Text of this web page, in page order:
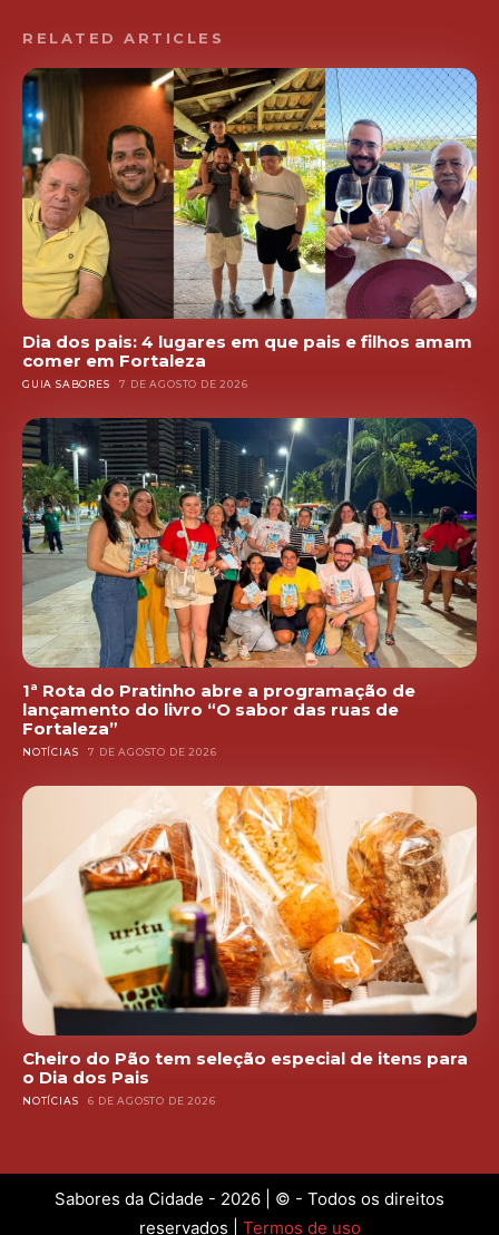
RELATED ARTICLES
Dia dos pais: 4 lugares em que pais e filhos amam
comer em Fortaleza
GUIA SABORES 7 DE AGOSTO DE 2026
1ª Rota do Pratinho abre a programação de
lançamento do livro “O sabor das ruas de
Fortaleza”
NOTÍCIAS 7 DE AGOSTO DE 2026
Cheiro do Pão tem seleção especial de itens para
o Dia dos Pais
NOTÍCIAS 6 DE AGOSTO DE 2026
Sabores da Cidade - 2026 | © - Todos os direitos
reservados | Termos de uso